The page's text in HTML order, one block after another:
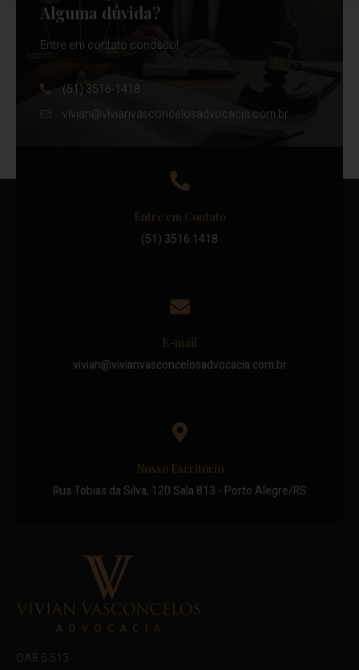
Alguma dúvida?
Entre em contato conosco!
(51) 3516-1418
vivian@vivianvasconcelosadvocacia.com.br
Entre em Contato
(51) 3516.1418
E-mail
vivian@vivianvasconcelosadvocacia.com.br
Nosso Escritório
Rua Tobias da Silva, 120 Sala 813 - Porto Alegre/RS
OAB 5.513